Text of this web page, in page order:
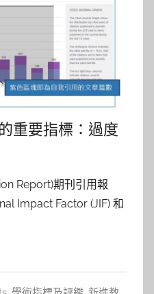
重要指標：過度
Report)期刊引用報
Impact Factor (JIF) 和
也會針對異常引用期刊